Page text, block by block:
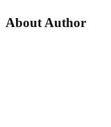
About Author